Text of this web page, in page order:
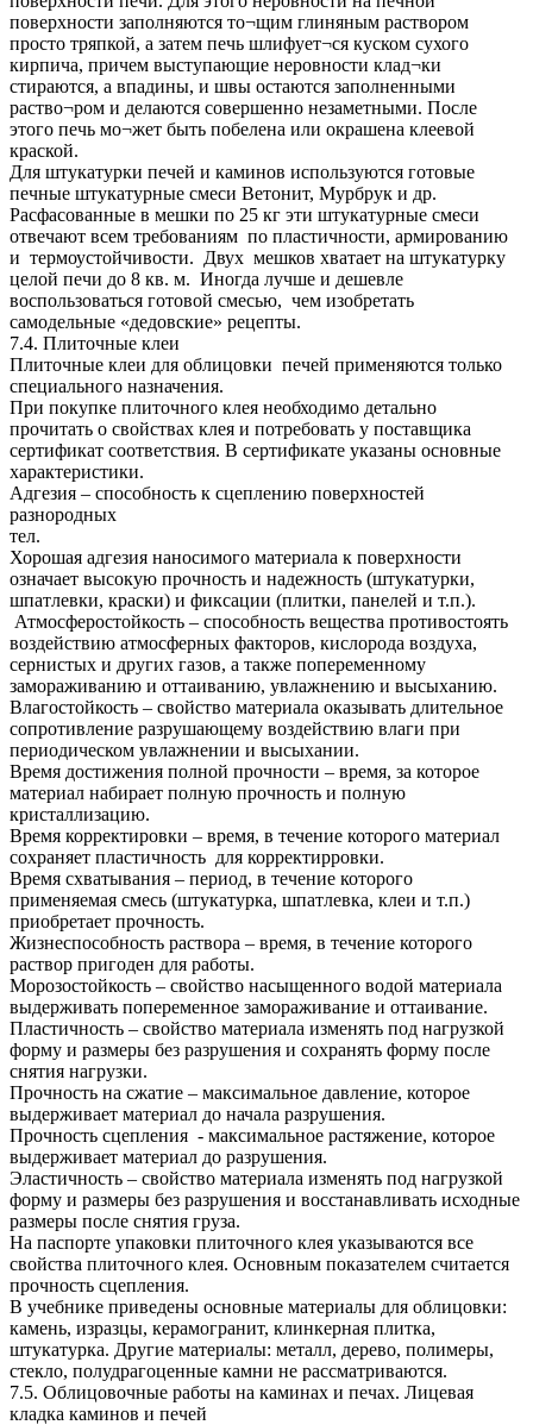
поверхности заполняются то¬щим глиняным раствором
просто тряпкой, а затем печь шлифует¬ся куском сухого
кирпича, причем выступающие неровности клад¬ки
стираются, а впадины, и швы остаются заполненными
раство¬ром и делаются совершенно незаметными. После
этого печь мо¬жет быть побелена или окрашена клеевой
краской.
Для штукатурки печей и каминов используются готовые
печные штукатурные смеси Ветонит, Мурбрук и др.
Расфасованные в мешки по 25 кг эти штукатурные смеси
отвечают всем требованиям по пластичности, армированию
и термоустойчивости. Двух мешков хватает на штукатурку
целой печи до 8 кв. м. Иногда лучше и дешевле
воспользоваться готовой смесью, чем изобретать
самодельные «дедовские» рецепты.
7.4. Плиточные клеи
Плиточные клеи для облицовки печей применяются только
специального назначения.
При покупке плиточного клея необходимо детально
прочитать о свойствах клея и потребовать у поставщика
сертификат соответствия. В сертификате указаны основные
характеристики.
Адгезия – способность к сцеплению поверхностей
разнородных
тел.
Хорошая адгезия наносимого материала к поверхности
означает высокую прочность и надежность (штукатурки,
шпатлевки, краски) и фиксации (плитки, панелей и т.п.).
Атмосферостойкость – способность вещества противостоять
воздействию атмосферных факторов, кислорода воздуха,
сернистых и других газов, а также попеременному
замораживанию и оттаиванию, увлажнению и высыханию.
Влагостойкость – свойство материала оказывать длительное
сопротивление разрушающему воздействию влаги при
периодическом увлажнении и высыхании.
Время достижения полной прочности – время, за которое
материал набирает полную прочность и полную
кристаллизацию.
Время корректировки – время, в течение которого материал
сохраняет пластичность для корректирровки.
Время схватывания – период, в течение которого
применяемая смесь (штукатурка, шпатлевка, клеи и т.п.)
приобретает прочность.
Жизнеспособность раствора – время, в течение которого
раствор пригоден для работы.
Морозостойкость – свойство насыщенного водой материала
выдерживать попеременное замораживание и оттаивание.
Пластичность – свойство материала изменять под нагрузкой
форму и размеры без разрушения и сохранять форму после
снятия нагрузки.
Прочность на сжатие – максимальное давление, которое
выдерживает материал до начала разрушения.
Прочность сцепления - максимальное растяжение, которое
выдерживает материал до разрушения.
Эластичность – свойство материала изменять под нагрузкой
форму и размеры без разрушения и восстанавливать исходные
размеры после снятия груза.
На паспорте упаковки плиточного клея указываются все
свойства плиточного клея. Основным показателем считается
прочность сцепления.
В учебнике приведены основные материалы для облицовки:
камень, изразцы, керамогранит, клинкерная плитка,
штукатурка. Другие материалы: металл, дерево, полимеры,
стекло, полудрагоценные камни не рассматриваются.
7.5. Облицовочные работы на каминах и печах. Лицевая
кладка каминов и печей